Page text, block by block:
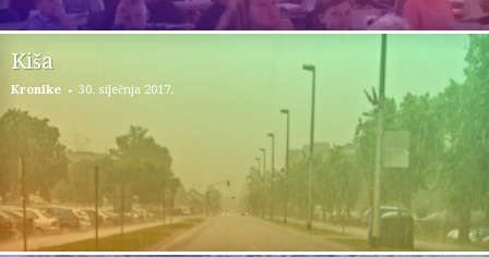
Kiša
Kronike - 30. siječnja 2017.